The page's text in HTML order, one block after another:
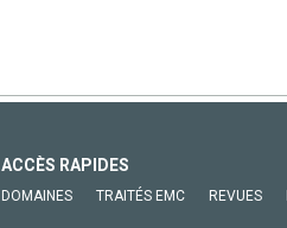
ACCÈS RAPIDES
DOMAINES TRAITÉS EMC REVUES